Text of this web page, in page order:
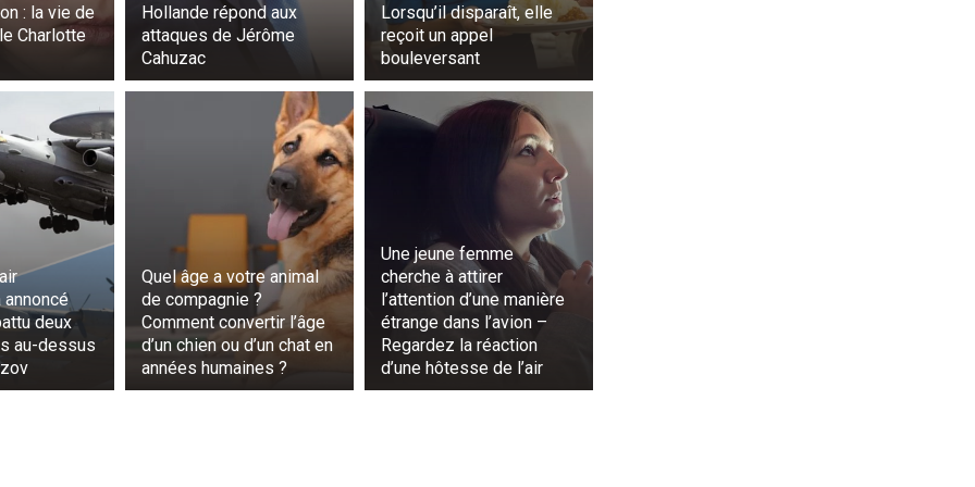
: la vie de
Charlotte
Hollande répond aux
attaques de Jérôme
Cahuzac
Lorsqu’il disparaît, elle
reçoit un appel
bouleversant
annoncé
deux
au-dessus
Quel âge a votre animal
de compagnie ?
Comment convertir l’âge
d’un chien ou d’un chat en
années humaines ?
Une jeune femme
cherche à attirer
l’attention d’une manière
étrange dans l’avion –
Regardez la réaction
d’une hôtesse de l’air